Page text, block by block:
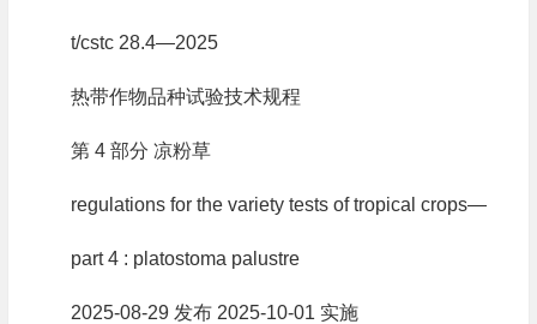
t/cstc 28.4—2025
热带作物品种试验技术规程
第 4 部分 凉粉草
regulations for the variety tests of tropical crops—
part 4 : platostoma palustre
2025-08-29 发布 2025-10-01 实施